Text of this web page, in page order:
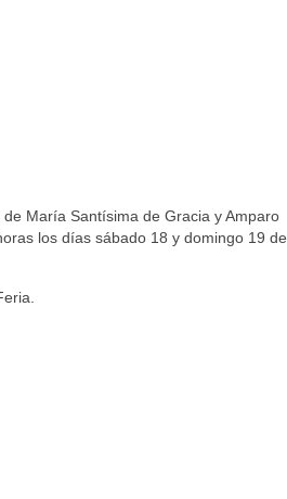
Crucis y Traslado – Siete Palabras
Padre Jesús de la Pasión
y Esperanza – San Roque
María Santísima de Gracia y Amparo
los días sábado 18 y domingo 19 de